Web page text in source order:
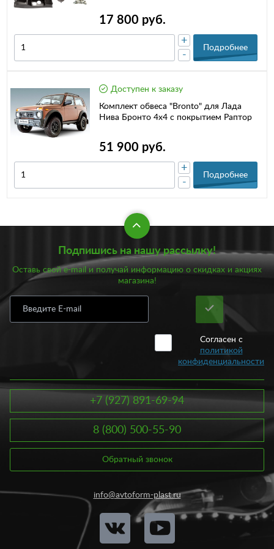
17 800 руб.
-
+
Подробнее
Доступен к заказу
Комплект обвеса "Bronto" для Лада
Нива Бронто 4х4 с покрытием Раптор
51 900 руб.
-
+
Подробнее
Подпишись на нашу рассылку!
Оставь свой e-mail и получай информацию о скидках и акциях
магазина!
Согласен с
политикой
конфиденциальности
+7 (927) 891-69-94
8 (800) 500-55-90
Обратный звонок
info@avtoform-plast.ru